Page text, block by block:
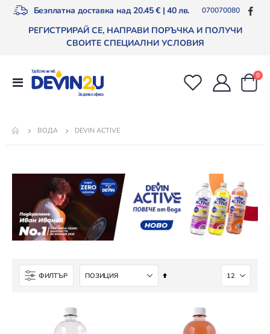
Безплатна доставка над 20.45 € | 40 лв. 070070080
РЕГИСТРИРАЙ СЕ, НАПРАВИ ПОРЪЧКА И ПОЛУЧИ
СВОИТЕ СПЕЦИАЛНИ УСЛОВИЯ
Превключване
Cart
0
ВОДА DEVIN ACTIVE
ФИЛТЪР
Настрой